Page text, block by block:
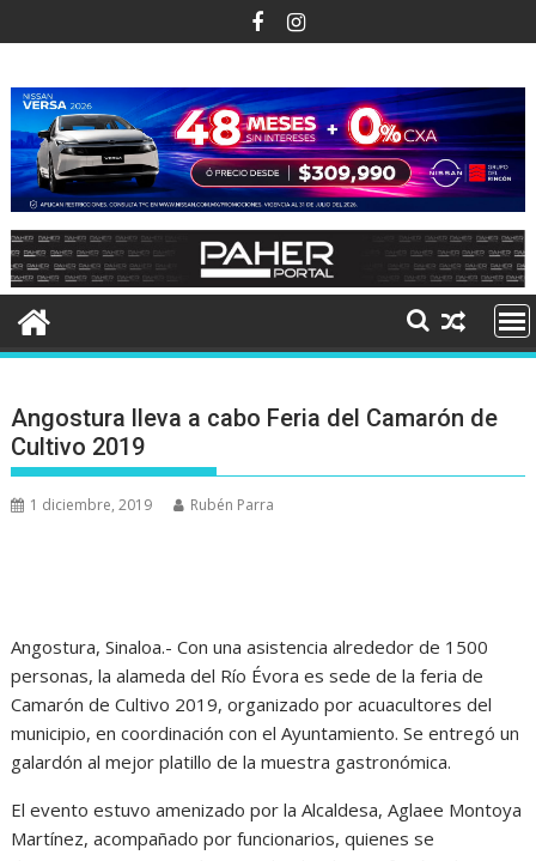
al
Angostura lleva a cabo Feria del Camarón de
Cultivo 2019
1 diciembre, 2019 Rubén Parra
Angostura, Sinaloa.- Con una asistencia alrededor de 1500
personas, la alameda del Río Évora es sede de la feria de
Camarón de Cultivo 2019, organizado por acuacultores del
municipio, en coordinación con el Ayuntamiento. Se entregó un
galardón al mejor platillo de la muestra gastronómica.
El evento estuvo amenizado por la Alcaldesa, Aglaee Montoya
Martínez, acompañado por funcionarios, quienes se